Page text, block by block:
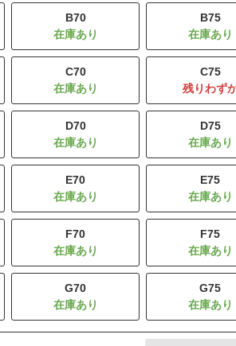
B70 B75
C70
C75
残りわず
D70 D75
E70 E75
F70 F75
G70 G75